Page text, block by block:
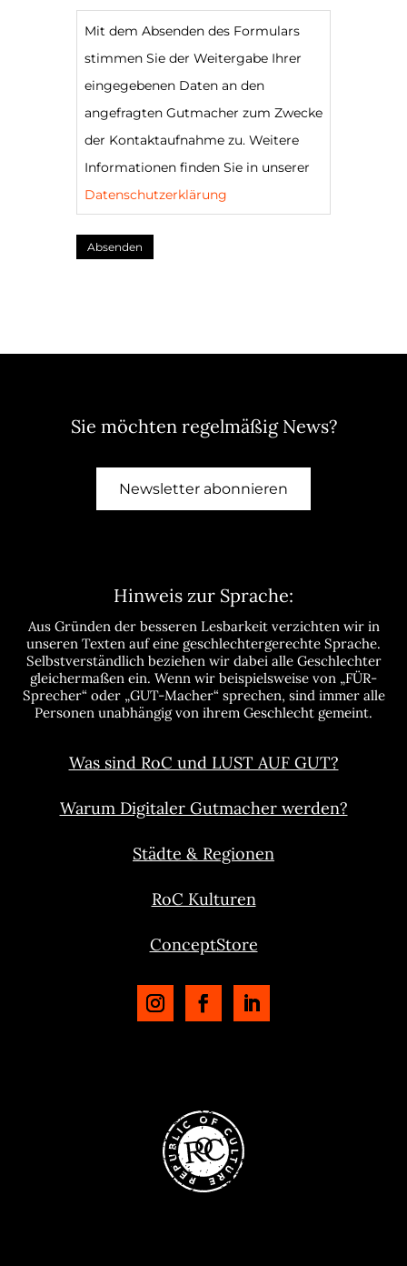
Mit dem Absenden des Formulars
stimmen Sie der Weitergabe Ihrer
eingegebenen Daten an den
angefragten Gutmacher zum Zwecke
der Kontaktaufnahme zu. Weitere
Informationen finden Sie in unserer
Datenschutzerklärung
Absenden
Sie möchten regelmäßig News?
Newsletter abonnieren
Hinweis zur Sprache:
Aus Gründen der besseren Lesbarkeit verzichten wir in
unseren Texten auf eine geschlechtergerechte Sprache.
Selbstverständlich beziehen wir dabei alle Geschlechter
gleichermaßen ein. Wenn wir beispielsweise von „FÜR-
Sprecher“ oder „GUT-Macher“ sprechen, sind immer alle
Personen unabhängig von ihrem Geschlecht gemeint.
Was sind RoC und LUST AUF GUT?
Warum Digitaler Gutmacher werden?
Städte & Regionen
RoC Kulturen
ConceptStore